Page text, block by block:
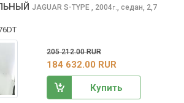
JAGUAR S-TYPE , 2004г. седан, 2,7
205 212.00 RUR
184 632.00 RUR
Купить